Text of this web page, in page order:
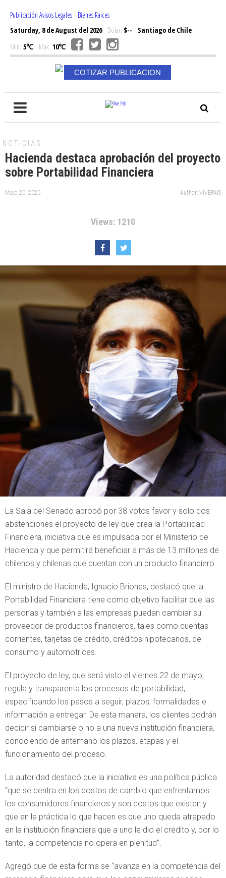
Publicación Avisos Legales | Bienes Raices
Saturday, 8 de August del 2026Dólar: $--
Santiago de Chile
Min: 5℃ Max: 10℃
COTIZAR PUBLICACION
NOTICIAS
Hacienda destaca aprobación del proyecto
sobre Portabilidad Financiera
Mayo 20, 2020 Author: VIVEPAIS
Views: 1210
La Sala del Senado aprobó por 38 votos favor y solo dos
abstenciones el proyecto de ley que crea la Portabilidad
Financiera, iniciativa que es impulsada por el Ministerio de
Hacienda y que permitirá beneficiar a más de 13 millones de
chilenos y chilenas que cuentan con un producto financiero.
El ministro de Hacienda, Ignacio Briones, destacó que la
Portabilidad Financiera tiene como objetivo facilitar que las
personas y también a las empresas puedan cambiar su
proveedor de productos financieros, tales como cuentas
corrientes, tarjetas de crédito, créditos hipotecarios, de
consumo y automotrices.
El proyecto de ley, que será visto el viernes 22 de mayo,
regula y transparenta los procesos de portabilidad,
especificando los pasos a seguir, plazos, formalidades e
información a entregar. De esta manera, los clientes podrán
decidir si cambiarse o no a una nueva institución financiera,
conociendo de antemano los plazos, etapas y el
funcionamiento del proceso.
La autoridad destacó que la iniciativa es una política pública
“que se centra en los costos de cambio que enfrentamos
los consumidores financieros y son costos que existen y
que en la práctica lo que hacen es que uno queda atrapado
en la institución financiera que a uno le dio el crédito y, por lo
tanto, la competencia no opera en plenitud”.
Agregó que de esta forma se “avanza en la competencia del